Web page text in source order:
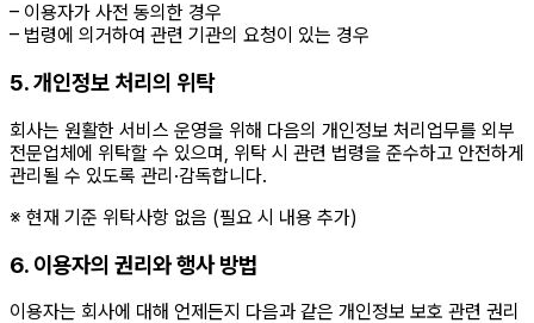
– 이용자가 사전 동의한 경우
– 법령에 의거하여 관련 기관의 요청이 있는 경우
5. 개인정보 처리의 위탁
회사는 원활한 서비스 운영을 위해 다음의 개인정보 처리업무를 외부
전문업체에 위탁할 수 있으며, 위탁 시 관련 법령을 준수하고 안전하게
관리될 수 있도록 관리·감독합니다.
※ 현재 기준 위탁사항 없음 (필요 시 내용 추가)
6. 이용자의 권리와 행사 방법
이용자는 회사에 대해 언제든지 다음과 같은 개인정보 보호 관련 권리